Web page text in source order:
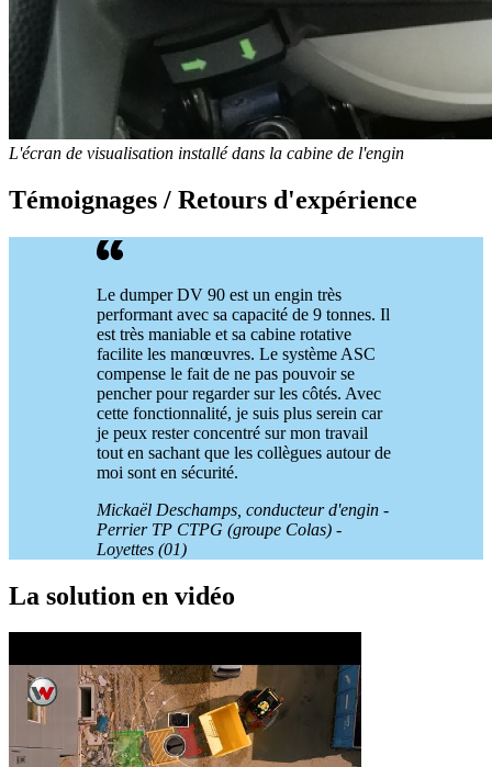
L'écran de visualisation installé dans la cabine de l'engin
Témoignages / Retours d'expérience
Le dumper DV 90 est un engin très
performant avec sa capacité de 9 tonnes. Il
est très maniable et sa cabine rotative
facilite les manœuvres. Le système ASC
compense le fait de ne pas pouvoir se
pencher pour regarder sur les côtés. Avec
cette fonctionnalité, je suis plus serein car
je peux rester concentré sur mon travail
tout en sachant que les collègues autour de
moi sont en sécurité.
Mickaël Deschamps, conducteur d'engin -
Perrier TP CTPG (groupe Colas) -
Loyettes (01)
La solution en vidéo